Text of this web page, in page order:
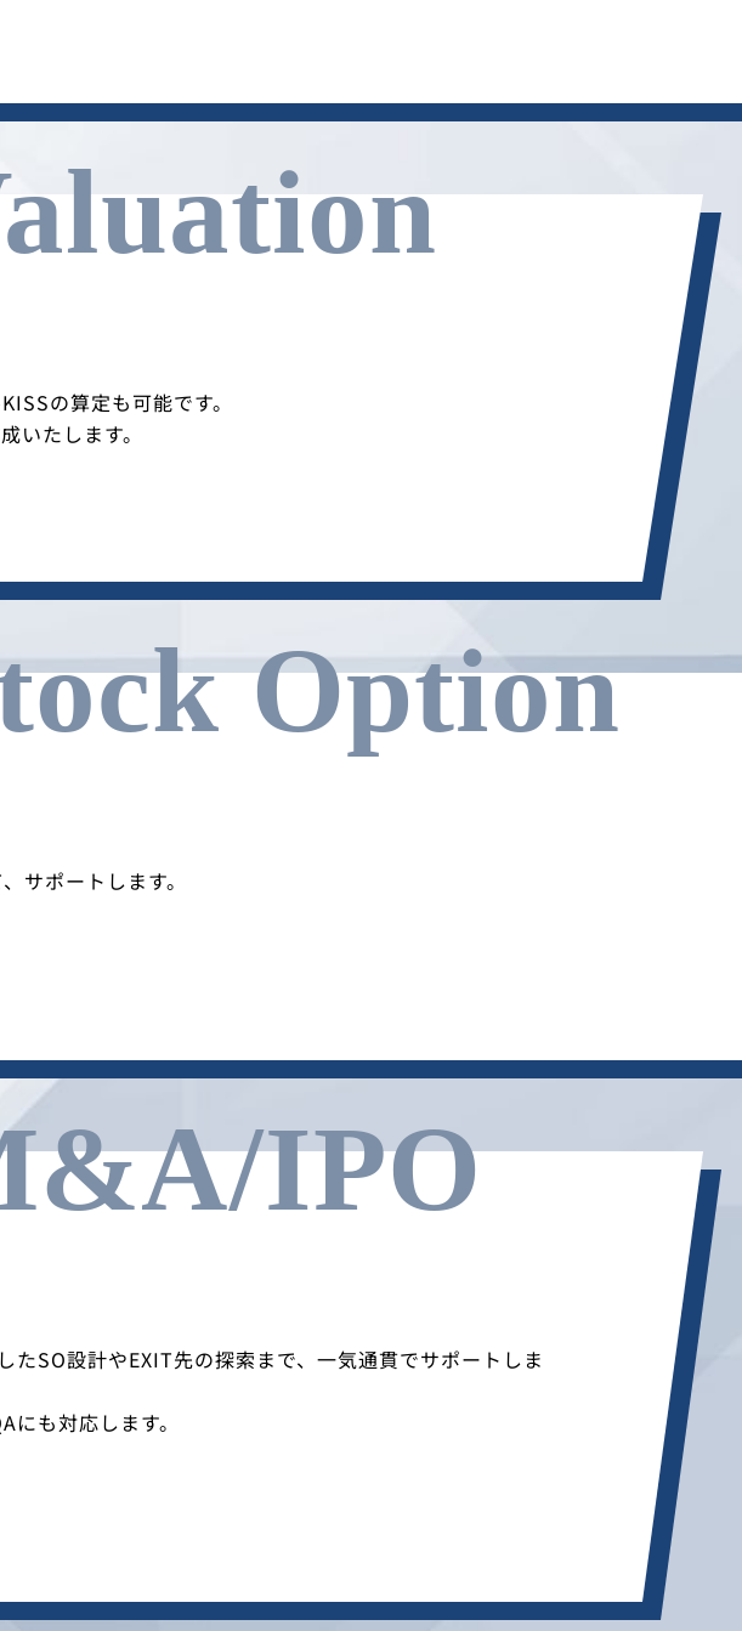
の算定も可能です。
いたします。
Option
サポートします。
IPO
SO設計やEXIT先の探索まで、一気通貫でサポートしま
も対応します。